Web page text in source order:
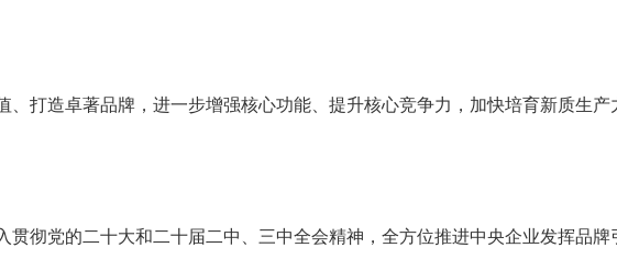
、打造卓著品牌，进一步增强核心功能、提升核心竞争力，加快培育新质生
贯彻党的二十大和二十届二中、三中全会精神，全方位推进中央企业发挥品